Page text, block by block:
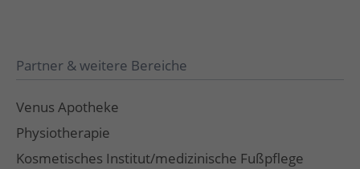
Partner & weitere Bereiche
Venus Apotheke
Physiotherapie
Kosmetisches Institut/medizinische Fußpflege